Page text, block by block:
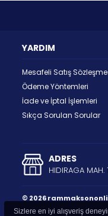
YARDIM
Mesafeli Satış
Ödeme Yöntemleri
İade ve İptal İşlemleri
Sıkça Sorulan Sorular
ADRES
HIDIRAGA MAH.
© 2026
Sizlere en iyi alışveriş